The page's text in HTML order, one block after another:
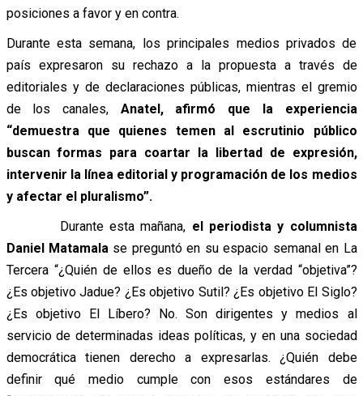
posiciones a favor y en contra.
Durante esta semana, los principales medios privados de
país expresaron su rechazo a la propuesta a través de
editoriales y de declaraciones públicas, mientras el gremio
de los canales, Anatel, afirmó que la experiencia
“demuestra que quienes temen al escrutinio público
buscan formas para coartar la libertad de expresión,
intervenir la línea editorial y programación de los medios
y afectar el pluralismo”.
Durante esta mañana, el periodista y columnista
Daniel Matamala se preguntó en su espacio semanal en La
Tercera “¿Quién de ellos es dueño de la verdad “objetiva”?
¿Es objetivo Jadue? ¿Es objetivo Sutil? ¿Es objetivo El Siglo?
¿Es objetivo El Líbero? No. Son dirigentes y medios al
servicio de determinadas ideas políticas, y en una sociedad
democrática tienen derecho a expresarlas. ¿Quién debe
definir qué medio cumple con esos estándares de